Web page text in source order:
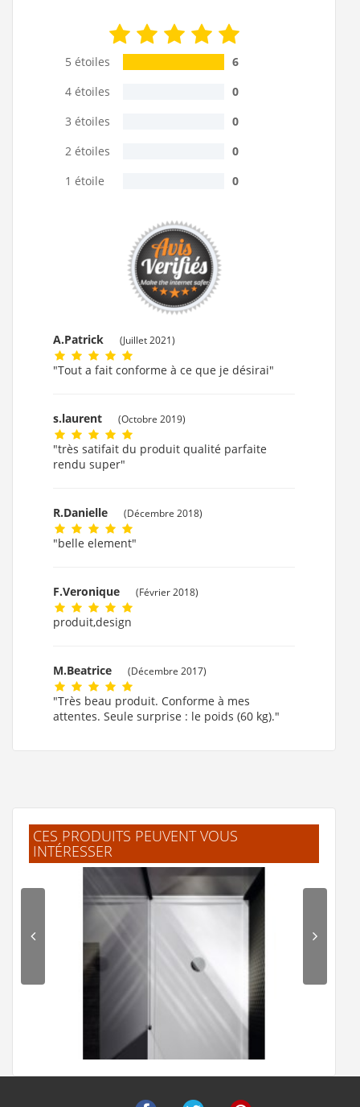
5 étoiles
6
4 étoiles
0
3 étoiles
0
2 étoiles
0
1 étoile
0
A.Patrick (Juillet 2021)
"Tout a fait conforme à ce que je désirai"
s.laurent (Octobre 2019)
"très satifait du produit qualité parfaite
rendu super"
R.Danielle (Décembre 2018)
"belle element"
F.Veronique (Février 2018)
produit,design
M.Beatrice (Décembre 2017)
"Très beau produit. Conforme à mes
attentes. Seule surprise : le poids (60 kg)."
CES PRODUITS PEUVENT VOUS
INTÉRESSER